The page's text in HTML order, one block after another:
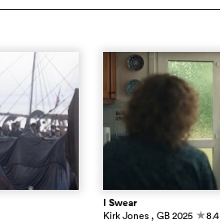
I Swear
Kirk Jones , GB2025 c8.4